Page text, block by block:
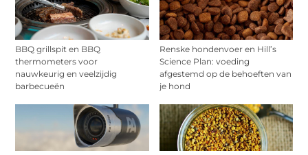
BBQ grillspit en BBQ
thermometers voor
nauwkeurig en veelzijdig
barbecueën
Renske hondenvoer en Hill’s
Science Plan: voeding
afgestemd op de behoeften van
je hond